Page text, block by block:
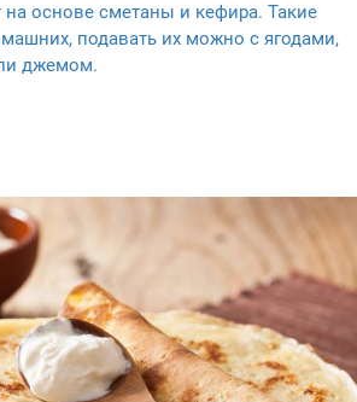
на основе сметаны и кефира. Такие
подавать их можно с ягодами,
джемом.